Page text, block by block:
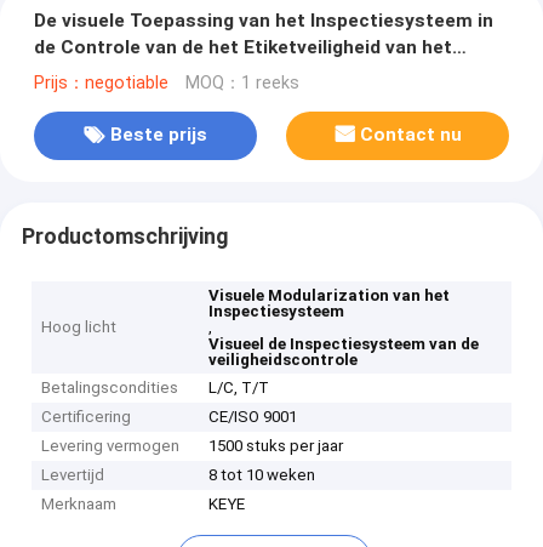
De visuele Toepassing van het Inspectiesysteem in
de Controle van de het Etiketveiligheid van het
Voedselpakket
Prijs：negotiable MOQ：1 reeks
Beste prijs Contact nu
Productomschrijving
Hoog licht
Visuele Modularization van het
Inspectiesysteem
,
Visueel de Inspectiesysteem van de
veiligheidscontrole
Betalingscondities
L/C, T/T
Certificering
CE/ISO 9001
Levering vermogen
1500 stuks per jaar
Levertijd
8 tot 10 weken
Merknaam
KEYE